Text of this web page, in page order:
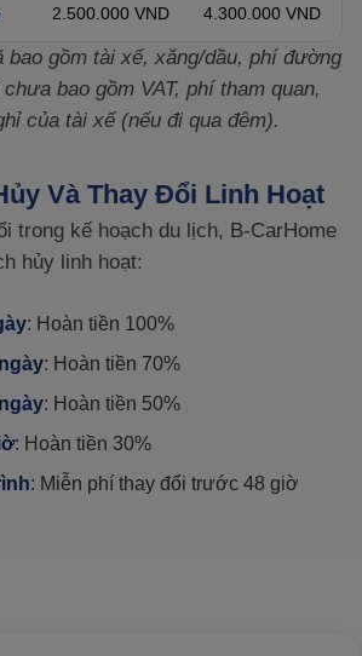
2.500.000 VND 4.300.000 VND
bao gồm tài xế, xăng/dầu, phí đường
bao gồm VAT, phí tham quan,
của tài xế (nếu đi qua đêm).
Và Thay Đổi Linh Hoạt
trong kế hoạch du lịch, B-CarHome
hủy linh hoạt:
: Hoàn tiền 100%
: Hoàn tiền 70%
: Hoàn tiền 50%
: Hoàn tiền 30%
: Miễn phí thay đổi trước 48 giờ